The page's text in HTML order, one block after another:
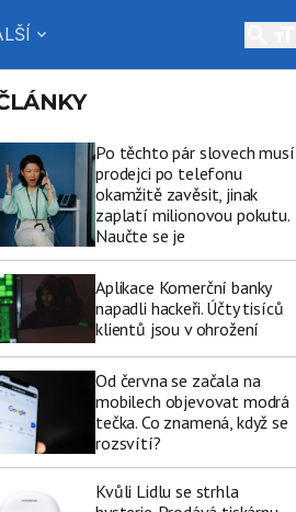
expand_more
Po těchto pár slovech musí
prodejci po telefonu
okamžitě zavěsit, jinak
zaplatí milionovou pokutu.
Naučte se je
Aplikace Komerční banky
napadli hackeři. Účty tisíců
klientů jsou v ohrožení
Od června se začala na
mobilech objevovat modrá
tečka. Co znamená, když se
rozsvítí?
Kvůli Lidlu se strhla